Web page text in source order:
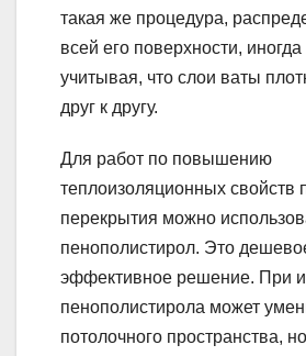
такая же процедура,
всей его поверхности,
учитывая, что слои ваты
друг к другу.
Для работ по повышению
теплоизоляционных свойств
перекрытия можно
пенополистирол. Это
эффективное решение. При
пенополистирола может
потолочного пространства,